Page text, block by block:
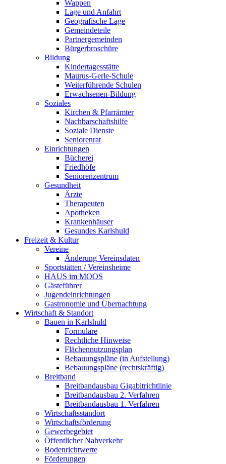
Wappen
Lage und Anfahrt
Geografische Lage
Gemeindeteile
Partnergemeinden
Bürgerbroschüre
Bildung
Kindertagesstätte
Maurus-Gerle-Schule
Weiterführende Schulen
Erwachsenen-Bildung
Soziales
Kirchen & Pfarrämter
Nachbarschaftshilfe
Soziale Dienste
Seniorenrat
Einrichtungen
Bücherei
Friedhöfe
Seniorenzentrum
Gesundheit
Ärzte
Therapeuten
Apotheken
Krankenhäuser
Gesundes Karlshuld
Freizeit & Kultur
Vereine
Änderung Vereinsdaten
Sportstätten / Vereinsheime
HAUS im MOOS
Gästeführer
Jugendeinrichtungen
Gastronomie und Übernachtung
Wirtschaft & Standort
Bauen in Karlshuld
Formulare
Rechtliche Hinweise
Flächennutzungsplan
Bebauungspläne (in Aufstellung)
Bebauungspläne (rechtskräftig)
Breitband
Breitbandausbau Gigabitrichtlinie
Breitbandausbau 2. Verfahren
Breitbandausbau 1. Verfahren
Wirtschaftsstandort
Wirtschaftsförderung
Gewerbegebiet
Öffentlicher Nahverkehr
Bodenrichtwerte
Förderungen